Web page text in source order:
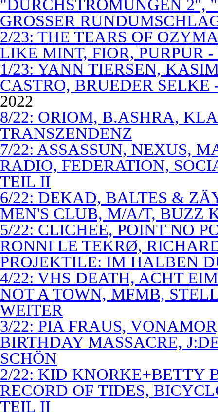
"DURCHSTRÖMUNGEN 2",
GROSSER
2/23: THE TEARS OF
LIKE MINT, FIOR, PURPUR
1/23: YANN TIERSEN,
CASTRO, BRUEDER SELKE
2022
8/22: ORIOM, B.ASHRA,
TRANSZENDENZ
7/22: ASSASSUN, NEXUS,
RADIO, FEDERATION,
TEIL II
6/22: DEKAD, BALTES &
MEN'S CLUB, M/A/T, BUZZ
5/22: CLICHEE, POINT NO
RONNI LE TEKRØ,
PROJEKTILE: IM HALBEN
4/22: VHS DEATH, ACHT
NOT A TOWN, MFMB,
WEITER
3/22: PIA FRAUS,
BIRTHDAY MASSACRE,
SCHÖN
2/22: KID KNORKE+BETTY
RECORD OF TIDES,
TEIL II